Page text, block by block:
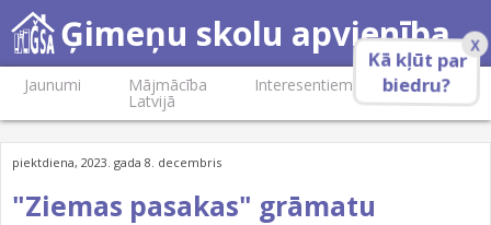
Ģimeņu skolu apvienība
Jaunumi Mājmācība
Latvijā
Interesentiem Biedriem
Kā kļūt par
biedru?
X
piektdiena, 2023. gada 8. decembris
"Ziemas pasakas" grāmatu